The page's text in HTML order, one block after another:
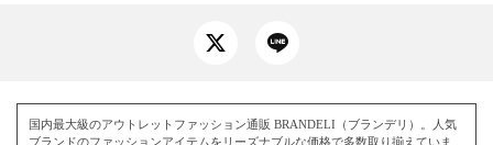
国内最大級のアウトレットファッション通販 BRANDELI（ブランデリ）。人気
ブランドのファッションアイテムをリーズナブルな価格で多数取り揃えていま